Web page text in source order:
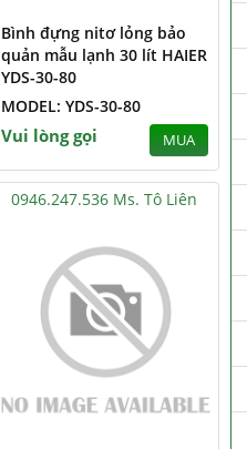
Bình đựng nitơ lỏng bảo
quản mẫu lạnh 30 lít HAIER
YDS-30-80
MODEL: YDS-30-80
Vui lòng gọi MUA
0946.247.536 Ms. Tô Liên